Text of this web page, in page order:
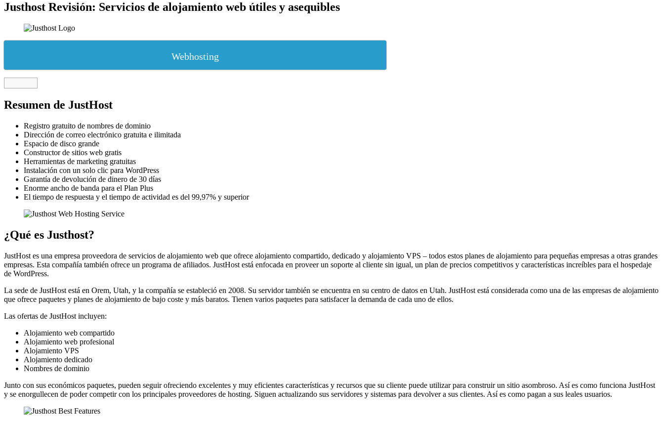
Justhost Revisión: Servicios de alojamiento web útiles y asequibles
Webhosting
Resumen de JustHost
Registro gratuito de nombres de dominio
Dirección de correo electrónico gratuita e ilimitada
Espacio de disco grande
Constructor de sitios web gratis
Herramientas de marketing gratuitas
Instalación con un solo clic para WordPress
Garantía de devolución de dinero de 30 días
Enorme ancho de banda para el Plan Plus
El tiempo de respuesta y el tiempo de actividad es del 99,97% y superior
¿Qué es Justhost?
JustHost es una empresa proveedora de servicios de alojamiento web que ofrece alojamiento compartido, dedicado y alojamiento VPS – todos estos planes de alojamiento para pequeñas empresas a otras grandes
empresas. Esta compañía también ofrece un programa de afiliados. JustHost está enfocada en proveer un soporte al cliente sin igual, un plan de precios competitivos y características increíbles para el hospedaje
de WordPress.
La sede de JustHost está en Orem, Utah, y la compañía se estableció en 2008. Su servidor también se encuentra en su centro de datos en Utah. JustHost está considerada como una de las empresas de alojamiento
que ofrece paquetes y planes de alojamiento de bajo coste y más baratos. Tienen varios paquetes para satisfacer la demanda de cada uno de ellos.
Las ofertas de JustHost incluyen:
Alojamiento web compartido
Alojamiento web profesional
Alojamiento VPS
Alojamiento dedicado
Nombres de dominio
Junto con sus económicos paquetes, pueden seguir ofreciendo excelentes y muy eficientes características y recursos que su cliente puede utilizar para construir un sitio asombroso. Así es como funciona JustHost
y se enorgullecen de poder competir con los principales proveedores de hosting. Siguen actualizando sus servidores y sistemas para devolver a sus clientes. Así es como pagan a sus leales usuarios.